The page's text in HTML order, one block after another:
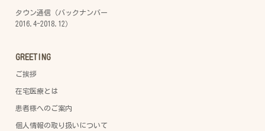
タウン通信（バックナンバー
2016.4-2018.12）
GREETING
ご挨拶
在宅医療とは
患者様へのご案内
個人情報の取り扱いについて